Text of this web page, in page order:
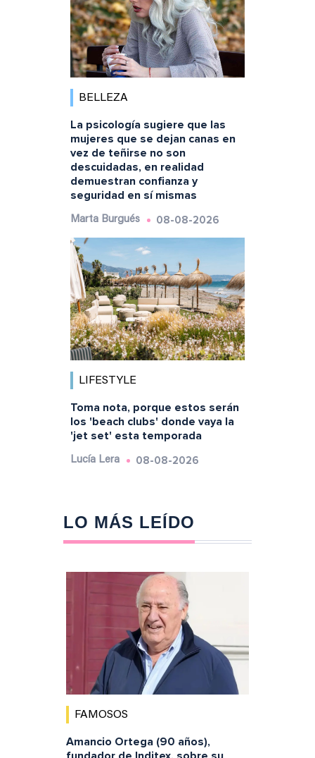
BELLEZA
La psicología sugiere que las
mujeres que se dejan canas en
vez de teñirse no son
descuidadas, en realidad
demuestran confianza y
seguridad en sí mismas
Marta Burgués 08-08-2026
LIFESTYLE
Toma nota, porque estos serán
los 'beach clubs' donde vaya la
'jet set' esta temporada
Lucía Lera 08-08-2026
LO MÁS LEÍDO
FAMOSOS
Amancio Ortega (90 años),